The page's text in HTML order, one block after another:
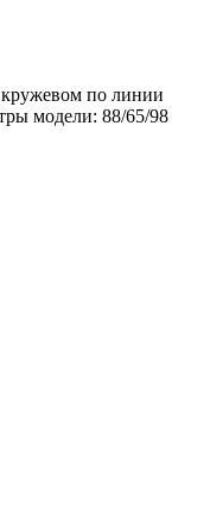
по линии
модели: 88/65/98